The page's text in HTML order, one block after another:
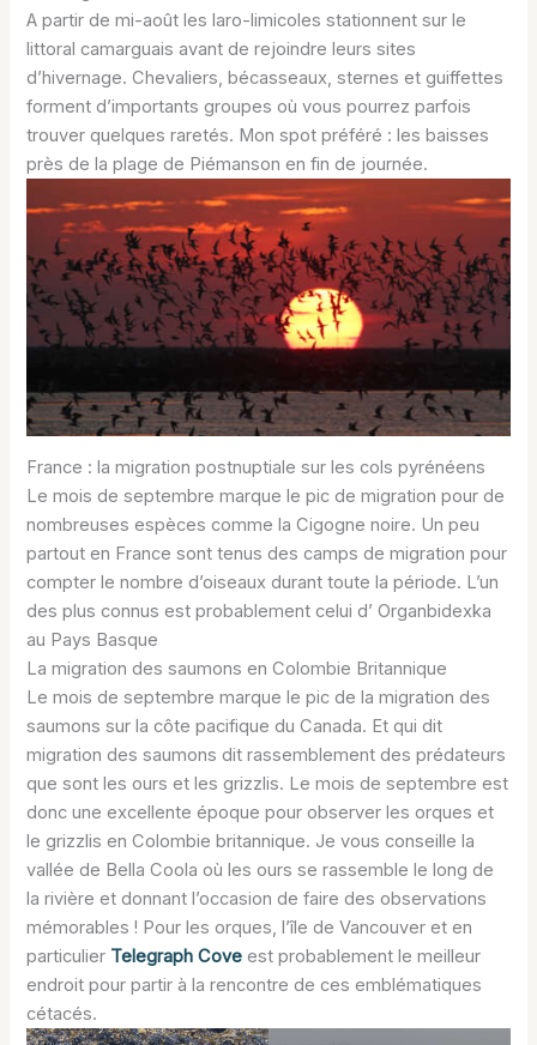
A partir de mi-août les laro-limicoles stationnent sur le
littoral camarguais avant de rejoindre leurs sites
d’hivernage. Chevaliers, bécasseaux, sternes et guiffettes
forment d’importants groupes où vous pourrez parfois
trouver quelques raretés. Mon spot préféré : les baisses
près de la plage de Piémanson en fin de journée.
France : la migration postnuptiale sur les cols pyrénéens
Le mois de septembre marque le pic de migration pour de
nombreuses espèces comme la Cigogne noire. Un peu
partout en France sont tenus des camps de migration pour
compter le nombre d’oiseaux durant toute la période. L’un
des plus connus est probablement celui d’ Organbidexka
au Pays Basque
La migration des saumons en Colombie Britannique
Le mois de septembre marque le pic de la migration des
saumons sur la côte pacifique du Canada. Et qui dit
migration des saumons dit rassemblement des prédateurs
que sont les ours et les grizzlis. Le mois de septembre est
donc une excellente époque pour observer les orques et
le grizzlis en Colombie britannique. Je vous conseille la
vallée de Bella Coola où les ours se rassemble le long de
la rivière et donnant l’occasion de faire des observations
mémorables ! Pour les orques, l’île de Vancouver et en
particulier Telegraph Cove est probablement le meilleur
endroit pour partir à la rencontre de ces emblématiques
cétacés.